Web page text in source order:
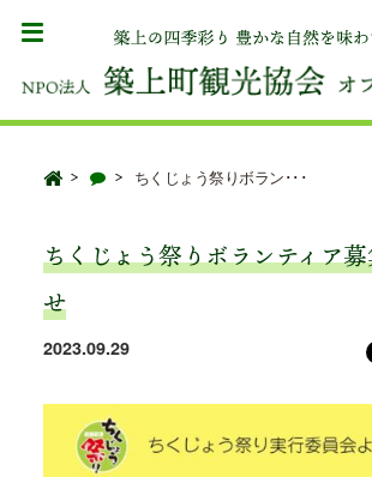
ちくじょう祭りボラン･･･
ちくじょう祭りボランティア
せ
2023.09.29